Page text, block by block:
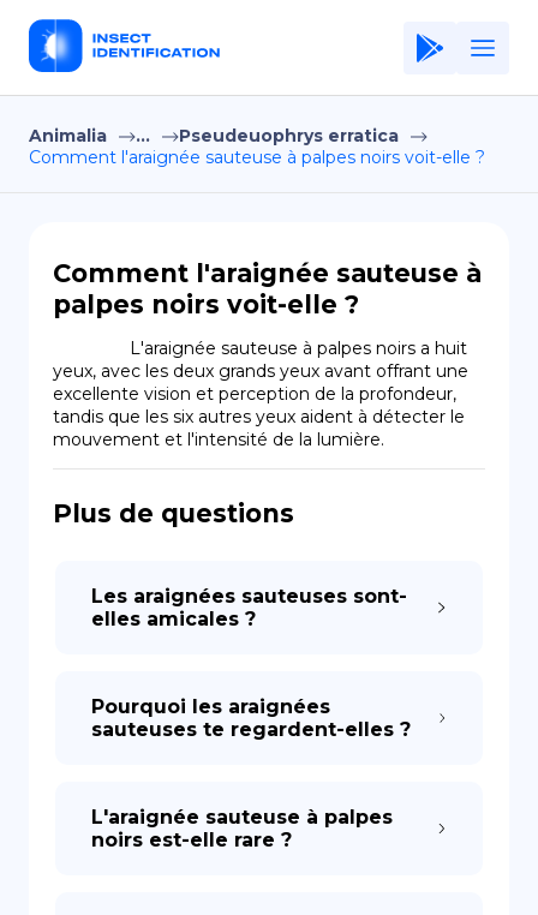
Home
Application
Terms of Use
Privacy Policy
FR
EN
ES
DE
Copiright © Niro ID
Animalia ...
Pseudeuophrys erratica
Comment l'araignée sauteuse à palpes noirs voit-elle ?
Comment l'araignée sauteuse à
palpes noirs voit-elle ?
yeux, avec les deux grands yeux avant offrant une
excellente vision et perception de la profondeur,
tandis que les six autres yeux aident à détecter le
mouvement et l'intensité de la lumière.
Plus de questions
Les araignées sauteuses sont-
elles amicales ?
Pourquoi les araignées
sauteuses te regardent-elles ?
L'araignée sauteuse à palpes
noirs est-elle rare ?